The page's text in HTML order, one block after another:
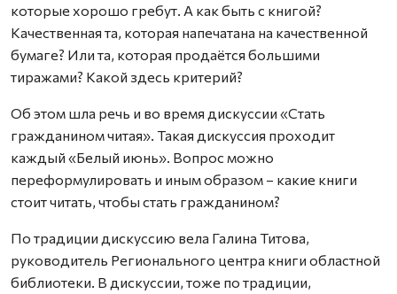
которые хорошо гребут. А как быть с книгой?
Качественная та, которая напечатана на качественной
бумаге? Или та, которая продаётся большими
тиражами? Какой здесь критерий?
Об этом шла речь и во время дискуссии «Стать
гражданином читая». Такая дискуссия проходит
каждый «Белый июнь». Вопрос можно
переформулировать и иным образом – какие книги
стоит читать, чтобы стать гражданином?
По традиции дискуссию вела Галина Титова,
руководитель Регионального центра книги областной
библиотеки. В дискуссии, тоже по традиции,